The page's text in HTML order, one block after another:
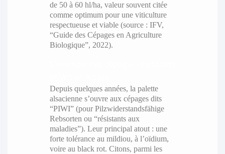
de 50 à 60 hl/ha, valeur souvent citée
comme optimum pour une viticulture
respectueuse et viable (source : IFV,
“Guide des Cépages en Agriculture
Biologique”, 2022).
Depuis quelques années, la palette
alsacienne s’ouvre aux cépages dits
“PIWI” (pour Pilzwiderstandsfähige
Rebsorten ou “résistants aux
maladies”). Leur principal atout : une
forte tolérance au mildiou, à l’oïdium,
voire au black rot. Citons, parmi les